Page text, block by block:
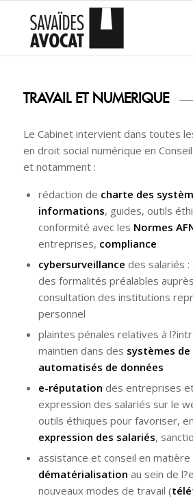
TRAVAIL ET NUMERIQUE
Le Cabinet intervient dans toutes
en droit social numérique en
et notamment :
rédaction de charte des
informations, guides, outils
conformité avec les Normes
entreprises, compliance
cybersurveillance des salariés
des formalités préalables
consultation des institutions
personnel
plaintes pénales relatives à
maintien dans des systèmes
automatisés de données
e-réputation des entreprises
expression des salariés sur le
outils éthiques pour favoriser,
expression des salariés,
assistance et conseil en matière
dématérialisation au sein de
nouveaux modes de travail (